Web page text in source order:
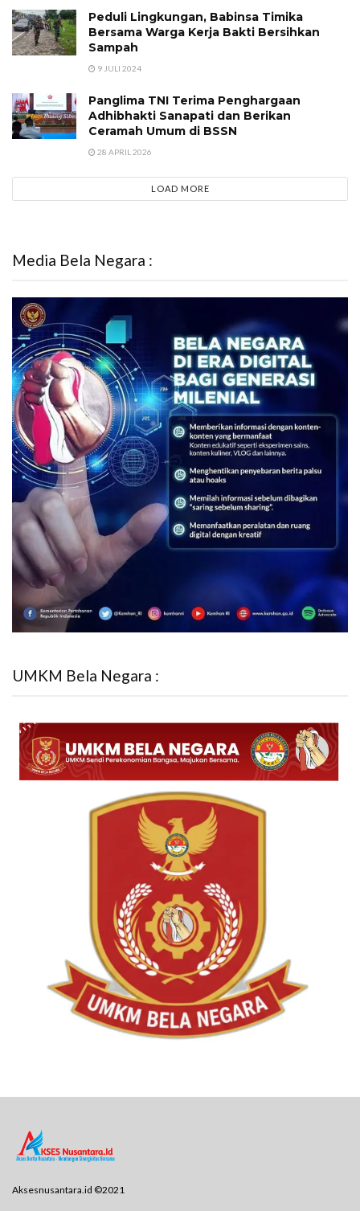
Peduli Lingkungan, Babinsa Timika
Bersama Warga Kerja Bakti Bersihkan
Sampah
9 JULI 2024
Panglima TNI Terima Penghargaan
Adhibhakti Sanapati dan Berikan
Ceramah Umum di BSSN
28 APRIL 2026
LOAD MORE
Media Bela Negara :
UMKM Bela Negara :
Aksesnusantara.id ©2021